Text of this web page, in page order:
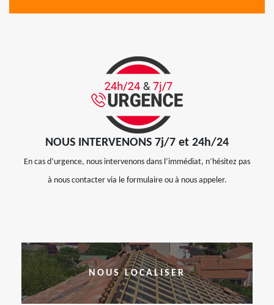
NOUS INTERVENONS 7j/7 et 24h/24
En cas d’urgence, nous intervenons dans l’immédiat, n’hésitez pas
à nous contacter via le formulaire ou à nous appeler.
NOUS LOCALISER